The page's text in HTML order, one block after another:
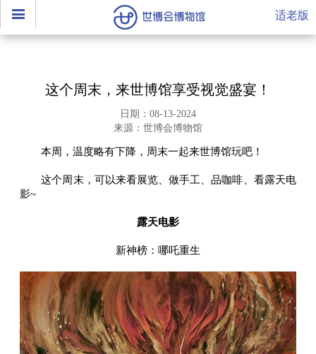
适老版
这个周末，来世博馆享受视觉盛宴！
日期：08-13-2024
来源：世博会博物馆
本周，温度略有下降，周末一起来世博馆玩吧！
这个周末，可以来看展览、做手工、品咖啡、看露天电
影~
露天电影
新神榜：哪吒重生